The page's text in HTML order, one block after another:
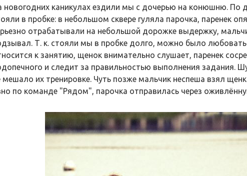
новогодних каникулах ездили мы с дочерью на конюшню. По
в пробке: в небольшом сквере гуляла парочка, паренек
отрабатывали на небольшой дорожке выдержку,
Т. к. стояли мы в пробке долго, можно было
к занятию, щенок внимательно слушает, паренек
и следит за правильностью выполнения задания.
мешало их тренировке. Чуть позже мальчик неспеша взял
по команде "Рядом", парочка отправилась через